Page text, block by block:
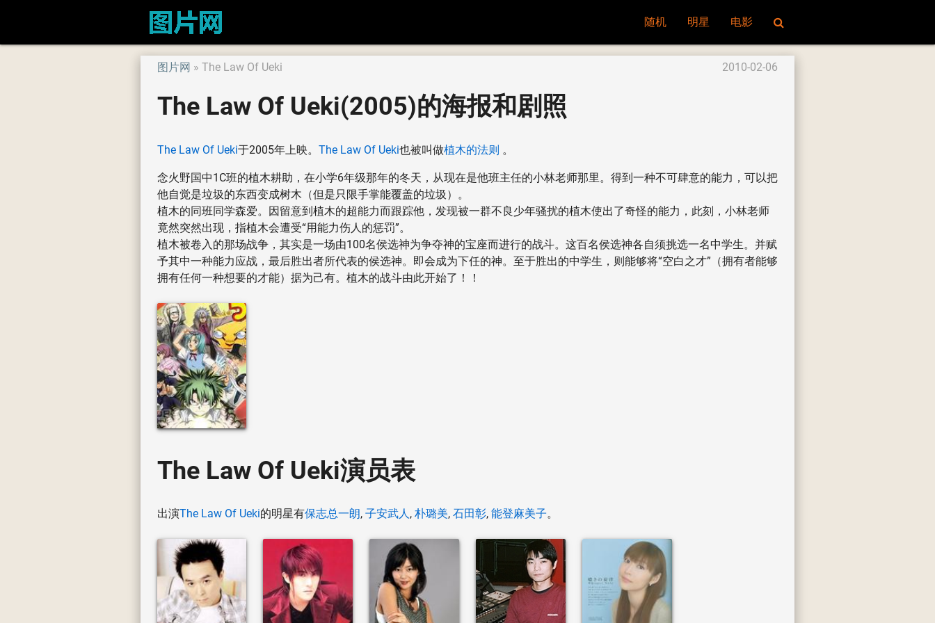
随机 明星 电影
图片网 The Law Of Ueki 2010-02-06
The Law Of Ueki(2005)的海报和剧照
The Law Of Ueki于2005年上映。 The Law Of Ueki也被叫做植木的法则 。
念火野国中1C班的植木耕助，在小学6年级那年的冬天，从现在是他班主任的小林老师那里。得到一种不可肆意的能力，可以把
他自觉是垃圾的东西变成树木（但是只限手掌能覆盖的垃圾）。
植木的同班同学森爱。因留意到植木的超能力而跟踪他，发现被一群不良少年骚扰的植木使出了奇怪的能力，此刻，小林老师
竟然突然出现，指植木会遭受“用能力伤人的惩罚”。
植木被卷入的那场战争，其实是一场由100名侯选神为争夺神的宝座而进行的战斗。这百名侯选神各自须挑选一名中学生。并赋
予其中一种能力应战，最后胜出者所代表的侯选神。即会成为下任的神。至于胜出的中学生，则能够将“空白之才”（拥有者能够
拥有任何一种想要的才能）据为己有。植木的战斗由此开始了！！
The Law Of Ueki演员表
出演The Law Of Ueki的明星有保志总一朗, 子安武人, 朴璐美, 石田彰, 能登麻美子。